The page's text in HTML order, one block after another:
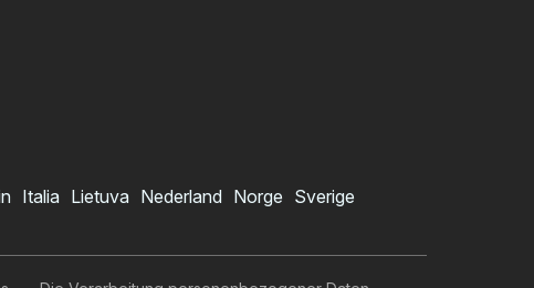
Italia Lietuva Nederland Norge Sverige